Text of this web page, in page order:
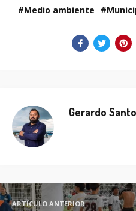
Medio ambiente
Gerardo
ARTÍCULO ANTERIOR